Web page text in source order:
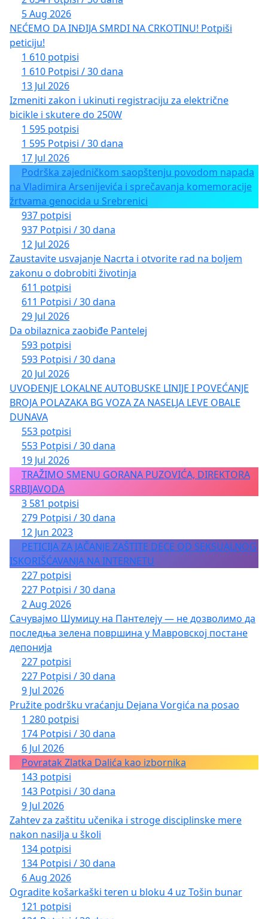
5 Aug 2026
NEĆEMO DA INĐIJA SMRDI NA CRKOTINU! Potpiši
peticiju!
1 610 potpisi
1 610 Potpisi / 30 dana
13 Jul 2026
Izmeniti zakon i ukinuti registraciju za električne
bicikle i skutere do 250W
1 595 potpisi
1 595 Potpisi / 30 dana
17 Jul 2026
Podrška zajedničkom saopštenju povodom napada
na Vladimira Arsenijevića i sprečavanja komemoracije
žrtvama genocida u Srebrenici
937 potpisi
937 Potpisi / 30 dana
12 Jul 2026
Zaustavite usvajanje Nacrta i otvorite rad na boljem
zakonu o dobrobiti životinja
611 potpisi
611 Potpisi / 30 dana
29 Jul 2026
Da obilaznica zaobiđe Pantelej
593 potpisi
593 Potpisi / 30 dana
20 Jul 2026
UVOĐENJE LOKALNE AUTOBUSKE LINIJE I POVEĆANJE
BROJA POLAZAKA BG VOZA ZA NASELJA LEVE OBALE
DUNAVA
553 potpisi
553 Potpisi / 30 dana
19 Jul 2026
TRAŽIMO SMENU GORANA PUZOVIĆA, DIREKTORA
SRBIJAVODA
3 581 potpisi
279 Potpisi / 30 dana
12 Jun 2023
PETICIJA ZA JAČANJE ZAŠTITE DECE OD SEKSUALNOG
ISKORIŠĆAVANJA NA INTERNETU
227 potpisi
227 Potpisi / 30 dana
2 Aug 2026
Сачувајмо Шумицу на Пантелеју — не дозволимо да
последња зелена површина у Мавровској постане
депонија
227 potpisi
227 Potpisi / 30 dana
9 Jul 2026
Pružite podršku vraćanju Dejana Vorgića na posao
1 280 potpisi
174 Potpisi / 30 dana
6 Jul 2026
Povratak Zlatka Dalića kao izbornika
143 potpisi
143 Potpisi / 30 dana
9 Jul 2026
Zahtev za zaštitu učenika i stroge disciplinske mere
nakon nasilja u školi
134 potpisi
134 Potpisi / 30 dana
6 Aug 2026
Ogradite košarkaški teren u bloku 4 uz Tošin bunar
121 potpisi